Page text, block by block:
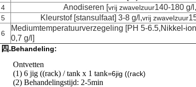
4
Anodiseren [vrij zwavelzuur140-180 g/
5
Kleurstof [stansulfaat] 3-8 g/l,vrij zwavelzuur
6
Mediumtemperatuurverzegeling [PH 5-6.5,Nikkel-ion
0,7 g/l]
四.Behandeling:
Ontvetten
(1) 6 jig ((rack) / tank x 1 tank=6jig ((rack)
(2) Behandelingstijd: 2-5min